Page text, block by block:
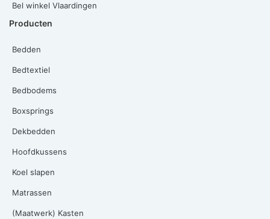
Bel winkel Vlaardingen
Producten
Bedden
Bedtextiel
Bedbodems
Boxsprings
Dekbedden
Hoofdkussens
Koel slapen
Matrassen
(Maatwerk) Kasten